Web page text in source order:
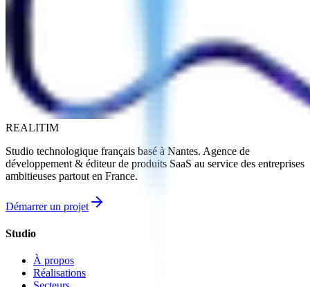
REALITIM
Studio technologique français basé à Nantes. Agence de
développement & éditeur de produits SaaS au service des entreprises
ambitieuses partout en France.
Démarrer un projet
Studio
À propos
Réalisations